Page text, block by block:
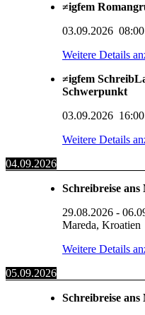
≠igfem
03.09.2026 08:00
Weitere Details
≠igfem
Schwerpunkt
03.09.2026 16:00
Weitere Details
04.09.2026
Schreibreise ans
29.08.2026 -
Mareda, Kroatien
Weitere Details
05.09.2026
Schreibreise ans